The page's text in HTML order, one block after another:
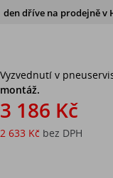
den dříve na prodejněv
Vyzvednutí v
montáž.
3 186 Kč
2 633 Kč bez DPH